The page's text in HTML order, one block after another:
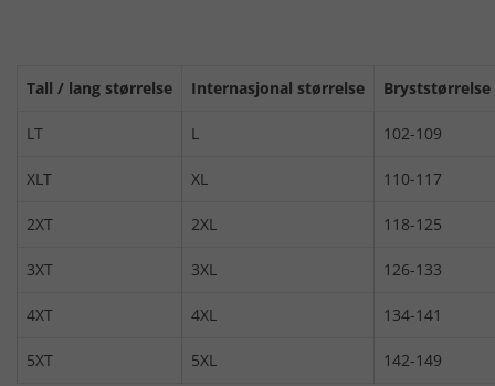
Tall / lang størrelse Internasjonal størrelse Bryststørrelse
LT L 102-109
XLT XL 110-117
2XT 2XL 118-125
3XT 3XL 126-133
4XT 4XL 134-141
5XT 5XL 142-149